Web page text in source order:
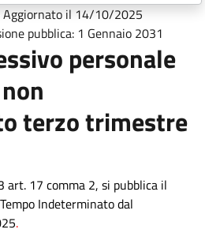
Aggiornato il 14/10/2025
pubblica: 1 Gennaio 2031
personale
terzo trimestre
art. 17 comma 2, si pubblica il
Indeterminato dal
.